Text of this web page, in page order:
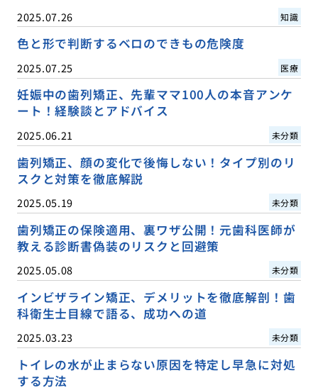
2025.07.26 知識
色と形で判断するベロのできもの危険度
2025.07.25 医療
妊娠中の歯列矯正、先輩ママ100人の本音アンケ
ート！経験談とアドバイス
2025.06.21 未分類
歯列矯正、顔の変化で後悔しない！タイプ別のリ
スクと対策を徹底解説
2025.05.19 未分類
歯列矯正の保険適用、裏ワザ公開！元歯科医師が
教える診断書偽装のリスクと回避策
2025.05.08 未分類
インビザライン矯正、デメリットを徹底解剖！歯
科衛生士目線で語る、成功への道
2025.03.23 未分類
トイレの水が止まらない原因を特定し早急に対処
する方法